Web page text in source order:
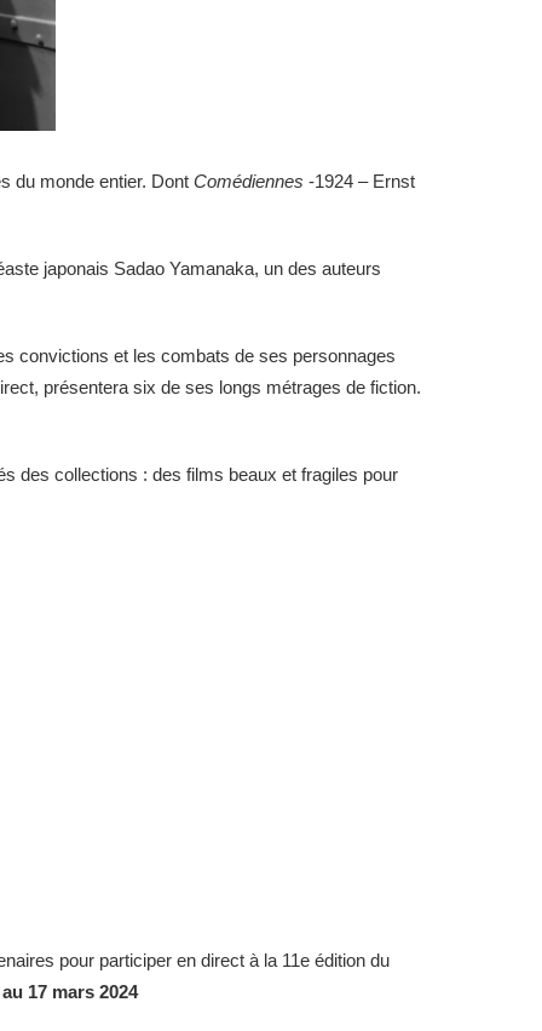
du monde entier. Dont Comédiennes -1924 – Ernst
japonais Sadao Yamanaka, un des auteurs
convictions et les combats de ses personnages
présentera six de ses longs métrages de fiction.
des collections : des films beaux et fragiles pour
pour participer en direct à la 11e édition du
17 mars 2024